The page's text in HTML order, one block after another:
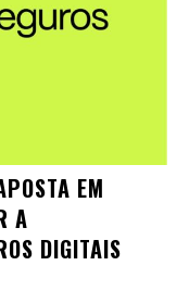
EM
A
DIGITAIS